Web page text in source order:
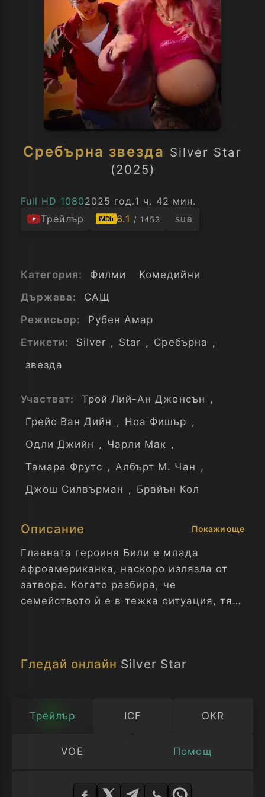
Сребърна звезда Silver Star
(2025)
Full HD 10802025 год.1 ч. 42 мин.
Трейлър
IMDb 6.1 / 1453 SUB
Категория: Филми
Комедийни
Държава:
САЩ
Режисьор:
Рубен Амар
Етикети:
Silver , Star , Сребърна ,
звезда
Участват: Трой Лий-Ан Джонсън ,
Грейс Ван Дийн , Ноа Фишър ,
Одли Джийн , Чарли Мак ,
Тамара Фрутс , Албърт М. Чан ,
Джош Силвърман , Брайън Кол
Описание Покажи още
Главната героиня Били е млада
афроамериканка, наскоро излязла от
затвора. Когато разбира, че
семейството ѝ е в тежка ситуация, тя
Франи. Двете тръгват на напрегнато
връзка.
Гледай онлайн Silver Star
Трейлър ICF OKR
VOE Помощ
Изберете